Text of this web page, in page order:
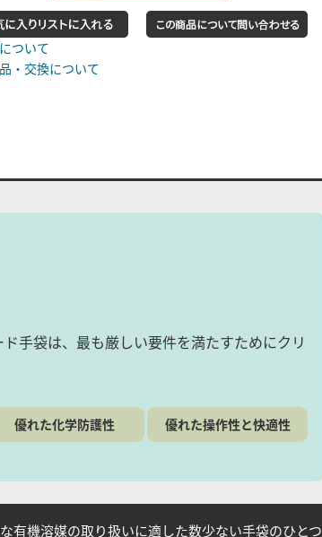
ついて
・交換について
手袋は、最も厳しい要件を満たすためにクリ
優れた化学防護性 優れた操作性と快適性
有機溶媒の取り扱いに適した数少ない手袋のひとつ